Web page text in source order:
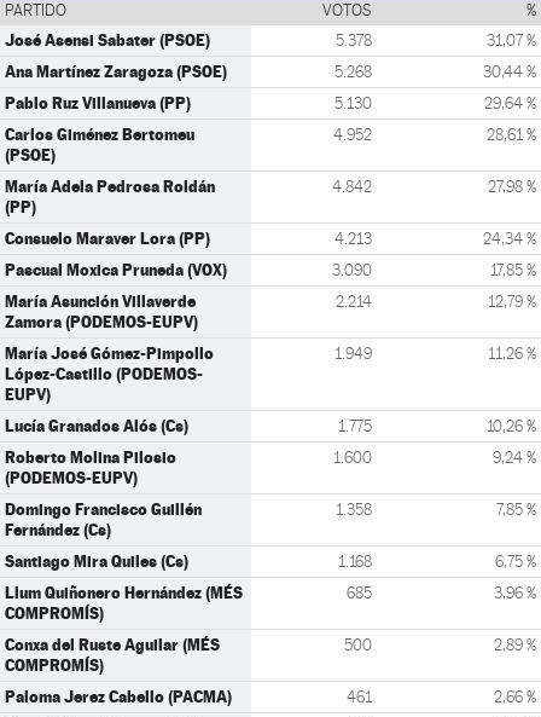
PARTIDO VOTOS %
José Asensi Sabater (PSOE) 5.378 31,07 %
Ana Martínez Zaragoza (PSOE) 5.268 30,44 %
Pablo Ruz Villanueva (PP) 5.130 29,64 %
Carlos Giménez Bertomeu
(PSOE)
4.952 28,61 %
María Adela Pedrosa Roldán
(PP)
4.842 27,98 %
Consuelo Maraver Lora (PP) 4.213 24,34 %
Pascual Moxica Pruneda (VOX) 3.090 17,85 %
María Asunción Villaverde
Zamora (PODEMOS-EUPV)
2.214 12,79 %
María José Gómez-Pimpollo
López-Castillo (PODEMOS-
EUPV)
1.949 11,26 %
Lucía Granados Alós (Cs) 1.775 10,26 %
Roberto Molina Pilosio
(PODEMOS-EUPV)
1.600 9,24 %
Domingo Francisco Guillén
Fernández (Cs)
1.358 7,85 %
Santiago Mira Quiles (Cs) 1.168 6,75 %
Llum Quiñonero Hernández (MÉS
COMPROMÍS)
685 3,96 %
Conxa del Ruste Aguilar (MÉS
COMPROMÍS)
500 2,89 %
Paloma Jerez Cabello (PACMA) 461 2,66 %